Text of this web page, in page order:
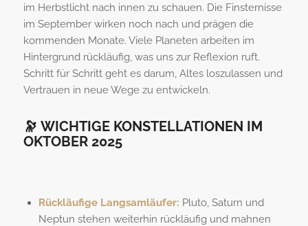
im Herbstlicht nach innen zu schauen. Die Finsternisse
im September wirken noch nach und prägen die
kommenden Monate. Viele Planeten arbeiten im
Hintergrund rückläufig, was uns zur Reflexion ruft.
Schritt für Schritt geht es darum, Altes loszulassen und
Vertrauen in neue Wege zu entwickeln.
🔭 WICHTIGE KONSTELLATIONEN IM
OKTOBER 2025
Rückläufige Langsamläufer: Pluto, Saturn und
Neptun stehen weiterhin rückläufig und mahnen